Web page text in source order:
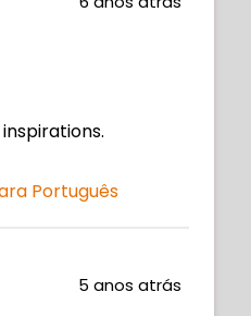
Português
5 anos atrás